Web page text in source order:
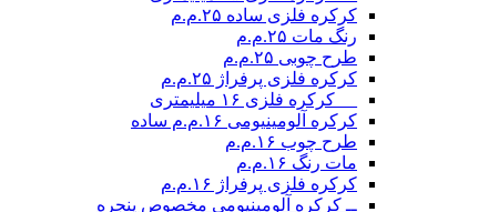
کرکره فلزی ساده ۲۵.م.م
رنگ مات ۲۵.م.م
طرح چوبی ۲۵.م.م
کرکره فلزی پرفراژ ۲۵.م.م
__ کرکره فلزی ۱۶ میلیمتری
کرکره آلومینیومی ۱۶.م.م ساده
طرح چوب ۱۶.م.م
مات رنگ ۱۶.م.م
کرکره فلزی پرفراژ ۱۶.م.م
ــ کرکره آلومینیومی مخصوص پنجره